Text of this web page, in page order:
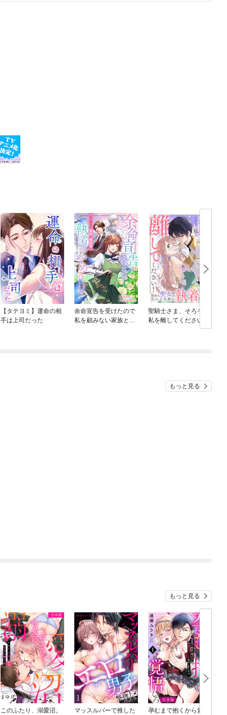
【タテヨミ】運命の相
手は上司だった
余命宣告を受けたので
私を顧みない家族と婚
聖騎士さま、そろそろ
私を離してください！
～用済み聖女は育てた
もっと見る
もっと見る
このふたり、溺愛沼。
マッスルバーで推した
孕むまで抱くから覚悟